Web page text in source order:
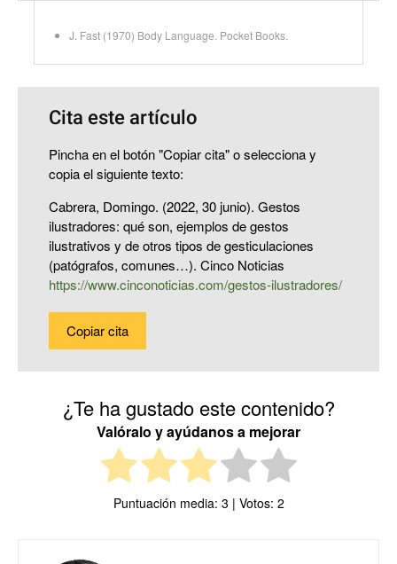
J. Fast (1970) Body Language. Pocket Books.
Cita este artículo
Pincha en el botón "Copiar cita" o selecciona y
copia el siguiente texto:
Cabrera, Domingo. (2022, 30 junio). Gestos
ilustradores: qué son, ejemplos de gestos
ilustrativos y de otros tipos de gesticulaciones
(patógrafos, comunes…). Cinco Noticias
https://www.cinconoticias.com/gestos-ilustradores/
Copiar cita
¿Te ha gustado este contenido?
Valóralo y ayúdanos a mejorar
Puntuación media: 3 | Votos: 2